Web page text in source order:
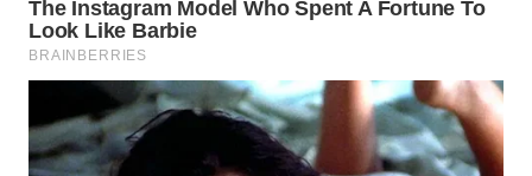
CIREBON
WN
INDRAMAYU
WN